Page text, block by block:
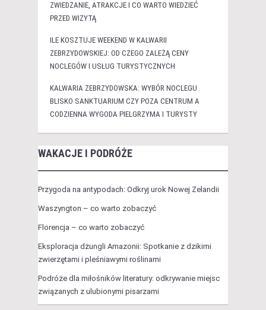
ZWIEDZANIE, ATRAKCJE I CO WARTO WIEDZIEĆ
PRZED WIZYTĄ
ILE KOSZTUJE WEEKEND W KALWARII
ZEBRZYDOWSKIEJ: OD CZEGO ZALEŻĄ CENY
NOCLEGÓW I USŁUG TURYSTYCZNYCH
KALWARIA ZEBRZYDOWSKA: WYBÓR NOCLEGU
BLISKO SANKTUARIUM CZY POZA CENTRUM A
CODZIENNA WYGODA PIELGRZYMA I TURYSTY
WAKACJE I PODRÓŻE
Przygoda na antypodach: Odkryj urok Nowej Zelandii
Waszyngton – co warto zobaczyć
Florencja – co warto zobaczyć
Eksploracja dżungli Amazonii: Spotkanie z dzikimi
zwierzętami i pleśniawymi roślinami
Podróże dla miłośników literatury: odkrywanie miejsc
związanych z ulubionymi pisarzami